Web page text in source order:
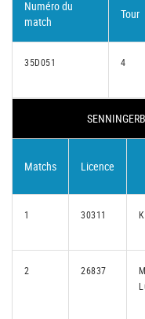
Numéro du
match
Tour
35D051 4
Matchs Licence
1 30311
2 26837